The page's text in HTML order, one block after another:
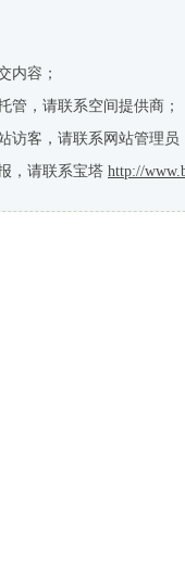
内容；
管，请联系空间提供商；
访客，请联系网站管理员
，请联系宝塔 http://